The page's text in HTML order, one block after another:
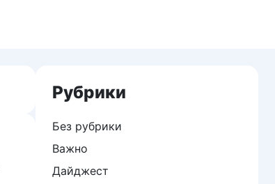
Рубрики
Без рубрики
Важно
Дайджест